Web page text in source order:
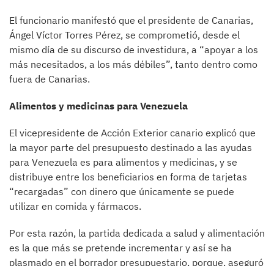
El funcionario manifestó que el presidente de Canarias,
Ángel Víctor Torres Pérez, se comprometió, desde el
mismo día de su discurso de investidura, a “apoyar a los
más necesitados, a los más débiles”, tanto dentro como
fuera de Canarias.
Alimentos y medicinas para Venezuela
El vicepresidente de Acción Exterior canario explicó que
la mayor parte del presupuesto destinado a las ayudas
para Venezuela es para alimentos y medicinas, y se
distribuye entre los beneficiarios en forma de tarjetas
“recargadas” con dinero que únicamente se puede
utilizar en comida y fármacos.
Por esta razón, la partida dedicada a salud y alimentación
es la que más se pretende incrementar y así se ha
plasmado en el borrador presupuestario, porque, aseguró